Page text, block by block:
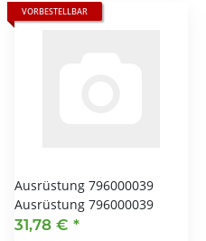
VORBESTELLBAR
Ausrüstung 796000039
Ausrüstung 796000039
31,78 € *